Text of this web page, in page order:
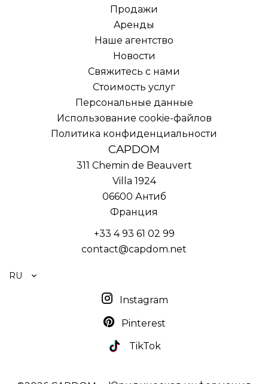
Продажи
Aренды
Наше агентство
Новости
Свяжитесь с нами
Стоимость услуг
Персональные данные
Использование cookie-файлов
Политика конфиденциальности
CAPDOM
311 Chemin de Beauvert
Villa 1924
06600 Антиб
Франция
+33 4 93 61 02 99
contact@capdom.net
RU
Instagram
Pinterest
TikTok